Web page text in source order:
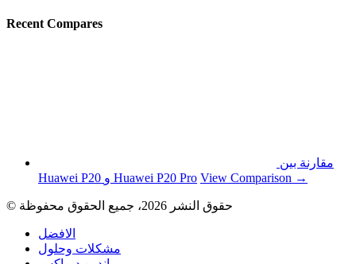
Recent Compares
مقارنة بين
Huawei P20 و Huawei P20 Pro View Comparison →
الافضل
مشكلات وحلول